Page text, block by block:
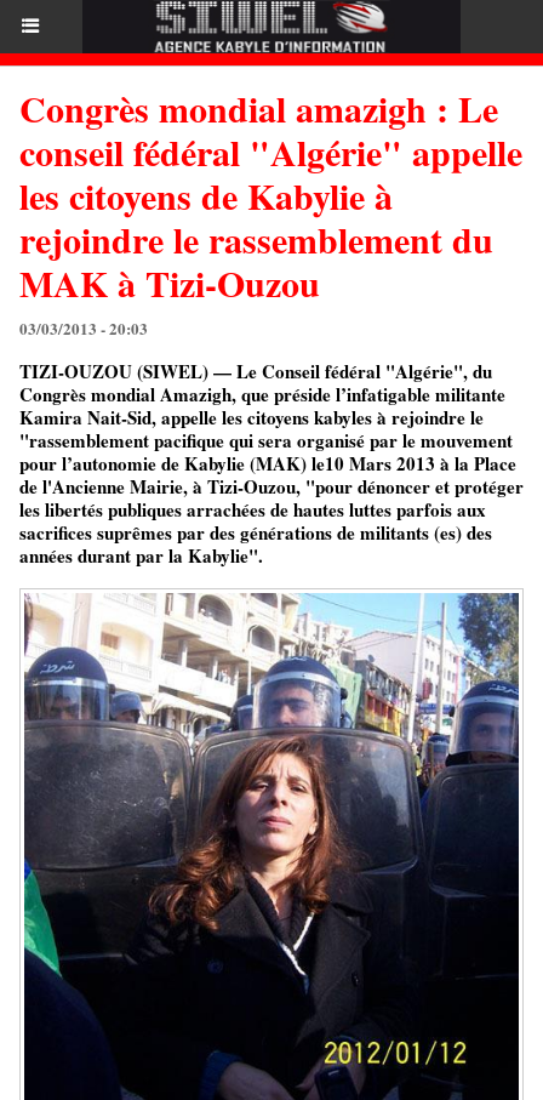
Congrès mondial amazigh : Le
conseil fédéral "Algérie" appelle
les citoyens de Kabylie à
rejoindre le rassemblement du
MAK à Tizi-Ouzou
03/03/2013 - 20:03
TIZI-OUZOU (SIWEL) — Le Conseil fédéral "Algérie", du
Congrès mondial Amazigh, que préside l’infatigable militante
Kamira Nait-Sid, appelle les citoyens kabyles à rejoindre le
"rassemblement pacifique qui sera organisé par le mouvement
pour l’autonomie de Kabylie (MAK) le10 Mars 2013 à la Place
de l'Ancienne Mairie, à Tizi-Ouzou, "pour dénoncer et protéger
les libertés publiques arrachées de hautes luttes parfois aux
sacrifices suprêmes par des générations de militants (es) des
années durant par la Kabylie".